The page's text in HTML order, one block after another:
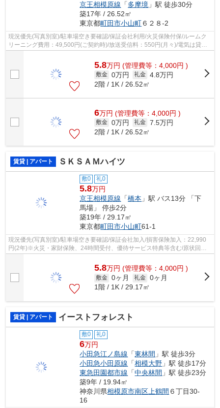
京王相模原線 「多摩境 」駅 徒歩30分
築17年 / 26.52㎡
東京都町田市小山町６２８-2
現況優先(写真別室)/駐車場空き要確認/保証会社利用/火災保険付保/ルームク
リーニング費用：49,500円(ご契約時)/放送受信料：550円(月々)/電気は貸主
5.8万円 (管理費等：4,000円 )
敷金 0万円 礼金 4.8万円
2階 / 1K / 26.52㎡
6万円 (管理費等：4,000円 )
敷金 0万円 礼金 7.5万円
2階 / 1K / 26.52㎡
賃貸 | アパート ＳＫＳＡＭハイツ
敷0 礼0
5.8万円
京王相模原線 「橋本 」駅 バス13分 「下
馬場」 停歩2分
築19年 / 29.17㎡
東京都町田市小山町61-1
現況優先(写真別室)/駐車場空き要確認/保証会社加入/損害保険加入：22,990
円(2年)※火災・家財保険、24時間受付、優待サービス特典等含む/原状回復
費用：68,200円(ご契約時)/害虫防除施...
5.8万円 (管理費等：4,000円 )
敷金 0ヶ月 礼金 0ヶ月
1階 / 1K / 29.17㎡
賃貸 | アパート イーストフォレスト
敷0 礼0
6万円
小田急江ノ島線 「東林間 」駅 徒歩3分
小田急小田原線 「相模大野 」駅 徒歩17分
東急田園都市線 「中央林間 」駅 徒歩23分
築9年 / 19.94㎡
神奈川県相模原市南区 上鶴間 ６丁目30-
16